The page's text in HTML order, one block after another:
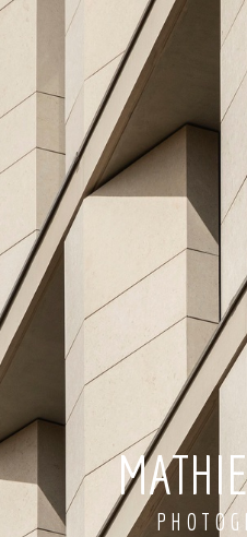
P H O T O G